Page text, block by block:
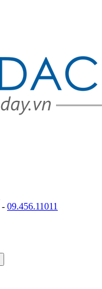
- 09.456.11011